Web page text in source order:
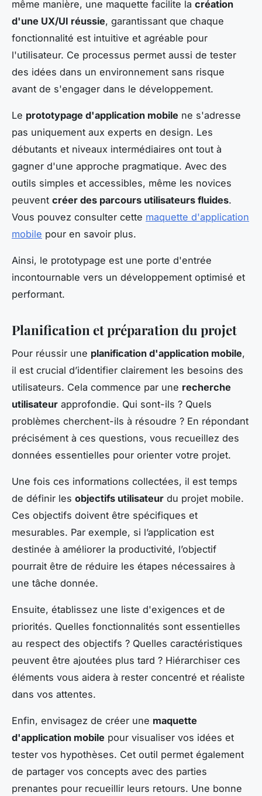
même manière, une maquette facilite la création
d'une UX/UI réussie, garantissant que chaque
fonctionnalité est intuitive et agréable pour
l'utilisateur. Ce processus permet aussi de tester
des idées dans un environnement sans risque
avant de s'engager dans le développement.
Le prototypage d'application mobile ne s'adresse
pas uniquement aux experts en design. Les
débutants et niveaux intermédiaires ont tout à
gagner d'une approche pragmatique. Avec des
outils simples et accessibles, même les novices
peuvent créer des parcours utilisateurs fluides.
Vous pouvez consulter cette maquette d'application
mobile pour en savoir plus.
Ainsi, le prototypage est une porte d'entrée
incontournable vers un développement optimisé et
performant.
Planification et préparation du projet
Pour réussir une planification d'application mobile,
il est crucial d’identifier clairement les besoins des
utilisateurs. Cela commence par une recherche
utilisateur approfondie. Qui sont-ils ? Quels
problèmes cherchent-ils à résoudre ? En répondant
précisément à ces questions, vous recueillez des
données essentielles pour orienter votre projet.
Une fois ces informations collectées, il est temps
de définir les objectifs utilisateur du projet mobile.
Ces objectifs doivent être spécifiques et
mesurables. Par exemple, si l’application est
destinée à améliorer la productivité, l’objectif
pourrait être de réduire les étapes nécessaires à
une tâche donnée.
Ensuite, établissez une liste d'exigences et de
priorités. Quelles fonctionnalités sont essentielles
au respect des objectifs ? Quelles caractéristiques
peuvent être ajoutées plus tard ? Hiérarchiser ces
éléments vous aidera à rester concentré et réaliste
dans vos attentes.
Enfin, envisagez de créer une maquette
d'application mobile pour visualiser vos idées et
tester vos hypothèses. Cet outil permet également
de partager vos concepts avec des parties
prenantes pour recueillir leurs retours. Une bonne